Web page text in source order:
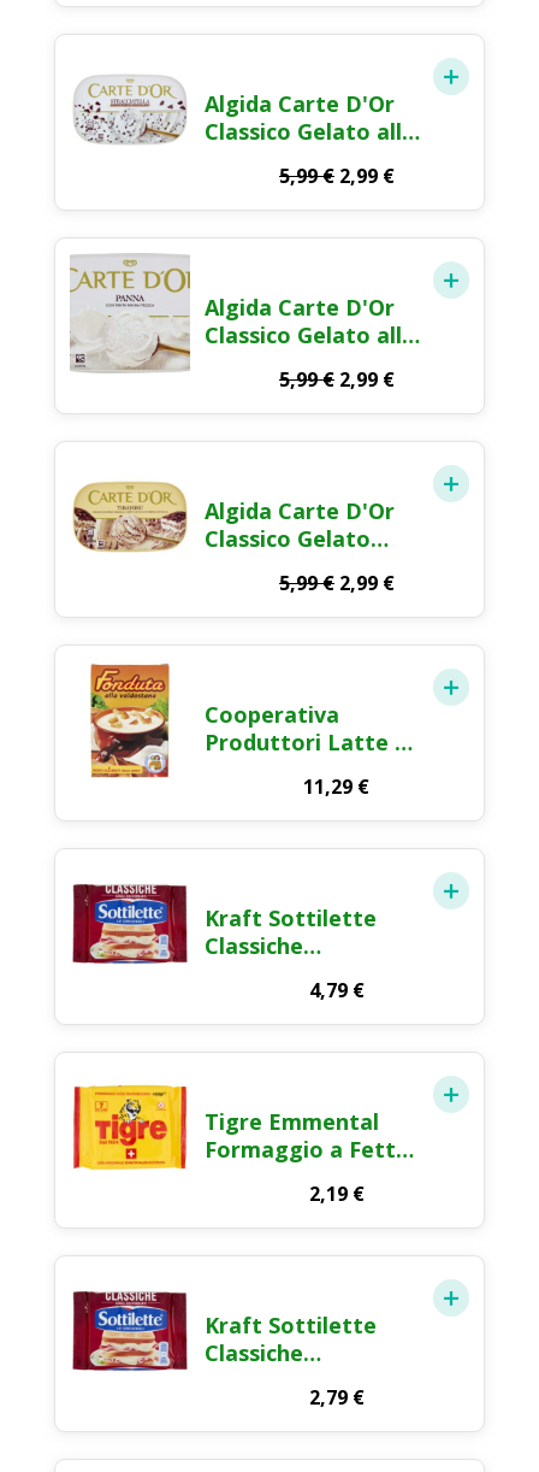
originale
era:
attuale
è:
2,99 €.
Algida Carte D'Or
Classico Gelato alla
5,99€ Il
originale
era:
2,99 €Il
attuale
è:
2,99 €.
Algida Carte D'Or
Classico Gelato alla
5,99€ Il
originale
era:
2,99 €Il
attuale
è:
2,99 €.
Algida Carte D'Or
Classico Gelato
5,99€ Il
originale
era:
2,99 €Il
attuale
è:
2,99 €.
Cooperativa
Produttori Latte e
alla Valdostana con
Fontina DOP 400g
11,29 €
Kraft Sottilette
Classiche
Fette 400g4,79 €
Tigre Emmental
Formaggio a Fette
2,19 €
Kraft Sottilette
Classiche
Fette 200g2,79 €